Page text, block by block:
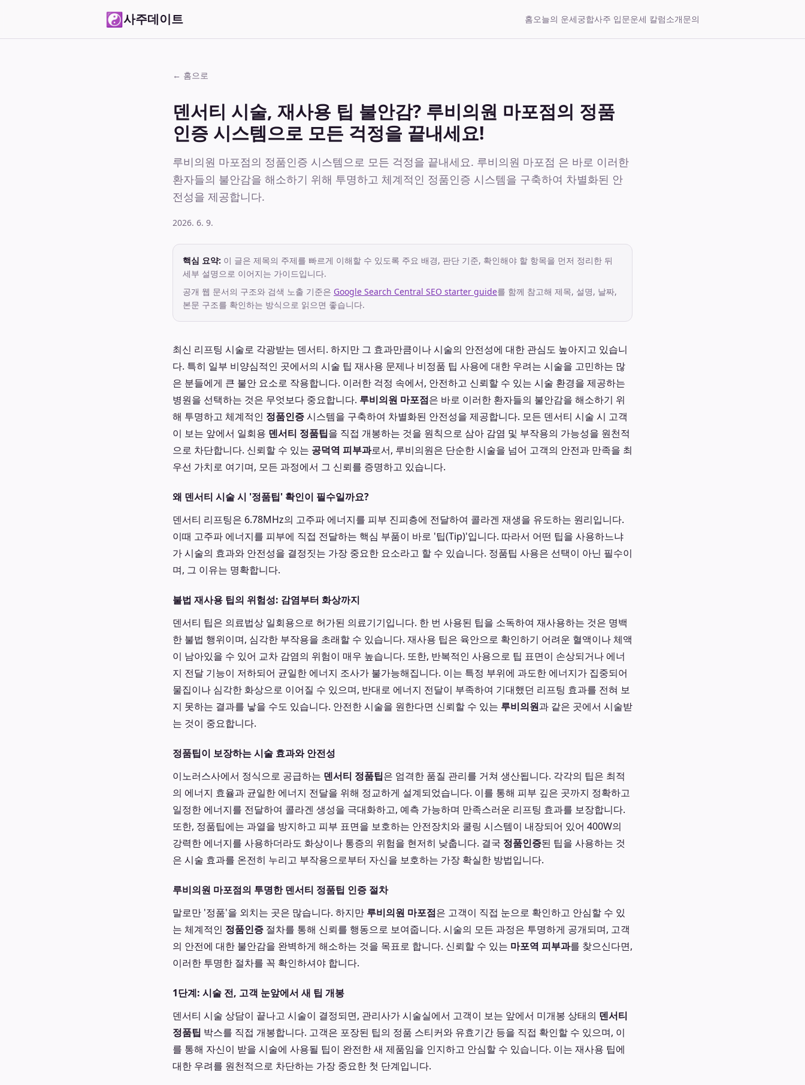
☯사주데이트 홈오늘의 운세궁합사주 입문운세 칼럼소개문의
← 홈으로
덴서티 시술, 재사용 팁 불안감? 루비의원 마포점의 정품
인증 시스템으로 모든 걱정을 끝내세요!
루비의원 마포점의 정품인증 시스템으로 모든 걱정을 끝내세요. 루비의원 마포점 은 바로 이러한
환자들의 불안감을 해소하기 위해 투명하고 체계적인 정품인증 시스템을 구축하여 차별화된 안
전성을 제공합니다.
2026. 6. 9.
핵심 요약: 이 글은 제목의 주제를 빠르게 이해할 수 있도록 주요 배경, 판단 기준, 확인해야 할 항목을 먼저 정리한 뒤
세부 설명으로 이어지는 가이드입니다.
공개 웹 문서의 구조와 검색 노출 기준은 Google Search Central SEO starter guide를 함께 참고해 제목, 설명, 날짜,
본문 구조를 확인하는 방식으로 읽으면 좋습니다.
최신 리프팅 시술로 각광받는 덴서티. 하지만 그 효과만큼이나 시술의 안전성에 대한 관심도 높아지고 있습니
다. 특히 일부 비양심적인 곳에서의 시술 팁 재사용 문제나 비정품 팁 사용에 대한 우려는 시술을 고민하는 많
은 분들에게 큰 불안 요소로 작용합니다. 이러한 걱정 속에서, 안전하고 신뢰할 수 있는 시술 환경을 제공하는
병원을 선택하는 것은 무엇보다 중요합니다. 루비의원 마포점은 바로 이러한 환자들의 불안감을 해소하기 위
해 투명하고 체계적인 정품인증시스템을 구축하여 차별화된 안전성을 제공합니다. 모든 덴서티 시술 시 고객
이 보는 앞에서 일회용 덴서티 정품팁을 직접 개봉하는 것을 원칙으로 삼아 감염 및 부작용의 가능성을 원천적
으로 차단합니다. 신뢰할 수 있는 공덕역 피부과로서, 루비의원은 단순한 시술을 넘어 고객의 안전과 만족을 최
우선 가치로 여기며, 모든 과정에서 그 신뢰를 증명하고 있습니다.
왜 덴서티 시술 시 '정품팁' 확인이 필수일까요?
덴서티 리프팅은 6.78MHz의 고주파 에너지를 피부 진피층에 전달하여 콜라겐 재생을 유도하는 원리입니다.
이때 고주파 에너지를 피부에 직접 전달하는 핵심 부품이 바로 '팁(Tip)'입니다. 따라서 어떤 팁을 사용하느냐
가 시술의 효과와 안전성을 결정짓는 가장 중요한 요소라고 할 수 있습니다. 정품팁 사용은 선택이 아닌 필수이
며, 그 이유는 명확합니다.
불법 재사용 팁의 위험성: 감염부터 화상까지
덴서티 팁은 의료법상 일회용으로 허가된 의료기기입니다. 한 번 사용된 팁을 소독하여 재사용하는 것은 명백
한 불법 행위이며, 심각한 부작용을 초래할 수 있습니다. 재사용 팁은 육안으로 확인하기 어려운 혈액이나 체액
이 남아있을 수 있어 교차 감염의 위험이 매우 높습니다. 또한, 반복적인 사용으로 팁 표면이 손상되거나 에너
지 전달 기능이 저하되어 균일한 에너지 조사가 불가능해집니다. 이는 특정 부위에 과도한 에너지가 집중되어
물집이나 심각한 화상으로 이어질 수 있으며, 반대로 에너지 전달이 부족하여 기대했던 리프팅 효과를 전혀 보
지 못하는 결과를 낳을 수도 있습니다. 안전한 시술을 원한다면 신뢰할 수 있는 루비의원과 같은 곳에서 시술받
는 것이 중요합니다.
정품팁이 보장하는 시술 효과와 안전성
이노러스사에서 정식으로 공급하는 덴서티 정품팁은 엄격한 품질 관리를 거쳐 생산됩니다. 각각의 팁은 최적
의 에너지 효율과 균일한 에너지 전달을 위해 정교하게 설계되었습니다. 이를 통해 피부 깊은 곳까지 정확하고
일정한 에너지를 전달하여 콜라겐 생성을 극대화하고, 예측 가능하며 만족스러운 리프팅 효과를 보장합니다.
또한, 정품팁에는 과열을 방지하고 피부 표면을 보호하는 안전장치와 쿨링 시스템이 내장되어 있어 400W의
강력한 에너지를 사용하더라도 화상이나 통증의 위험을 현저히 낮춥니다. 결국 정품인증된 팁을 사용하는 것
은 시술 효과를 온전히 누리고 부작용으로부터 자신을 보호하는 가장 확실한 방법입니다.
루비의원 마포점의 투명한 덴서티 정품팁 인증 절차
말로만 '정품'을 외치는 곳은 많습니다. 하지만 루비의원 마포점은 고객이 직접 눈으로 확인하고 안심할 수 있
는 체계적인 정품인증 절차를 통해 신뢰를 행동으로 보여줍니다. 시술의 모든 과정은 투명하게 공개되며, 고객
의 안전에 대한 불안감을 완벽하게 해소하는 것을 목표로 합니다. 신뢰할 수 있는 마포역 피부과를 찾으신다면,
이러한 투명한 절차를 꼭 확인하셔야 합니다.
1단계: 시술 전, 고객 눈앞에서 새 팁 개봉
덴서티 시술 상담이 끝나고 시술이 결정되면, 관리사가 시술실에서 고객이 보는 앞에서 미개봉 상태의 덴서티
정품팁 박스를 직접 개봉합니다. 고객은 포장된 팁의 정품 스티커와 유효기간 등을 직접 확인할 수 있으며, 이
를 통해 자신이 받을 시술에 사용될 팁이 완전한 새 제품임을 인지하고 안심할 수 있습니다. 이는 재사용 팁에
대한 우려를 원천적으로 차단하는 가장 중요한 첫 단계입니다.